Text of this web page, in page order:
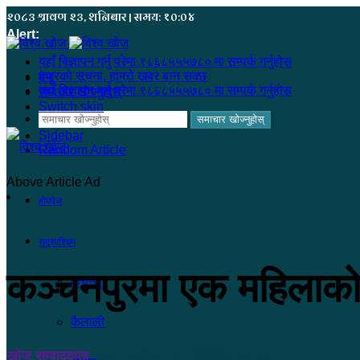
२०८३ श्रावण २३, शनिबार | समय: १०:०४
Alert:
यहाँ बिज्ञापन गर्नु परेमा ९८६८५५५७८० मा सम्पर्क गर्नुहोस
हजुरको सूचना, हाम्रो खबर बन्न सक्छ
यहाँ बिज्ञापन गर्नु परेमा ९८६८५५५७८० मा सम्पर्क गर्नुहोस
समाचार खोज्नुहोस्
Sidebar
Random Article
मेनू
समाचार खोज्नुहोस्
Switch skin
होमपेज
सुदूरपश्चिम
कंचनपुर
कैलाली
Above Article Ad
कञ्चनपुरमा एक
खोज सम्वाददाता२०८२ श्रावण २९, बिहीबार ०९:३०